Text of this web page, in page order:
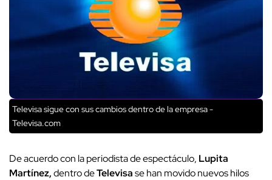
Televisa sigue con sus cambios dentro de la empresa -
Televisa.com
De acuerdo con la periodista de espectáculo, Lupita
Martínez,dentro deTelevisase han movido nuevos hilos